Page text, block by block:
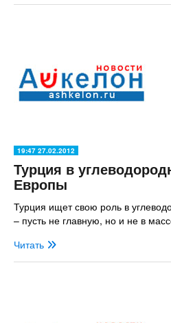
19:47 27.02.2012
Турция в
Европы
Турция ищет свою роль в
– пусть не главную, но и не в
Читать